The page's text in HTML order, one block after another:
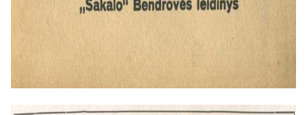
ne tik specialistams, bet ir plačiajai
visuomenei. Autoriai pabrėžė siekį į
istorinius įvykius pažvelgti „lietuvio
akimis“, taip formuodami
nacionalinį istorinį pasakojimą.
Ši monografija tapo klasikiniu
veikalu Lietuvos istoriografijoje. Tai